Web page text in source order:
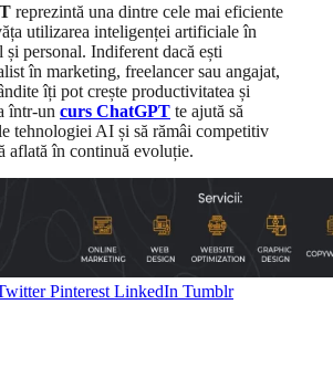
reprezintă una dintre cele mai eficiente
utilizarea inteligenței artificiale în
personal. Indiferent dacă ești
în marketing, freelancer sau angajat,
îți pot crește productivitatea și
într-un curs ChatGPT te ajută să
tehnologiei AI și să rămâi competitiv
aflată în continuă evoluție.
Pinterest LinkedIn Tumblr